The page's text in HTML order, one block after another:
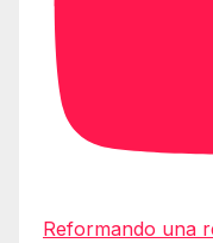
Reformando una